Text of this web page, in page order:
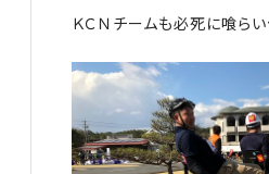
ＫＣＮチームも必死に喰らい